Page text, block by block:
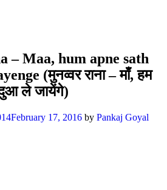
– Maa, hum apne sath
(मुनव्वर राना – माँ, हम
ले जायेंगे)
February 17, 2016 by Pankaj Goyal